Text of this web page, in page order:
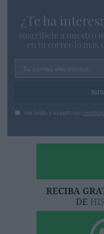
¿Te ha
Suscríbete a nuestro
en tu correo lo más
Tu correo electrónico...
He leído y acepto las